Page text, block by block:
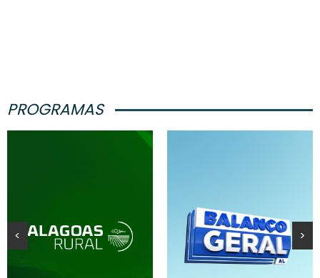
PROGRAMAS
< >